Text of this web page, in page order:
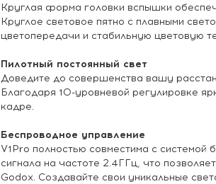
Круглая форма головки вспышки
Круглое световое пятно с плавными
цветопередачи и стабильную цветовую
Пилотный постоянный свет
Доведите до совершенства вашу
Благодаря 10-уровневой регулировке
кадре.
Беспроводное управление
V1Pro полностью совместима с
сигнала на частоте 2.4ГГц, что
Godox. Создавайте свои уникальные